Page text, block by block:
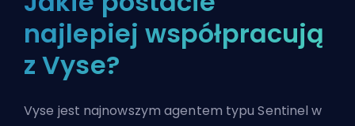
najlepiej współpracują
z Vyse?
Vyse jest najnowszym agentem typu Sentinel w